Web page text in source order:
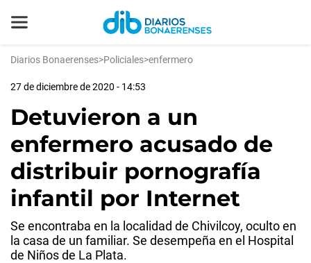
Diarios Bonaerenses>Policiales>enfermero
27 de diciembre de 2020 - 14:53
Detuvieron a un
enfermero acusado de
distribuir pornografía
infantil por Internet
Se encontraba en la localidad de Chivilcoy, oculto en
la casa de un familiar. Se desempeña en el Hospital
de Niños de La Plata.